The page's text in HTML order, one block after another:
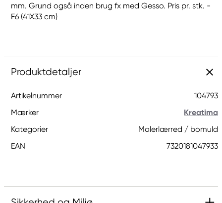
mm. Grund også inden brug fx med Gesso. Pris pr. stk. -
F6 (41X33 cm)
Produktdetaljer
Artikelnummer
104793
Mærker
Kreatima
Kategorier
Malerlærred / bomuld
EAN
7320181047933